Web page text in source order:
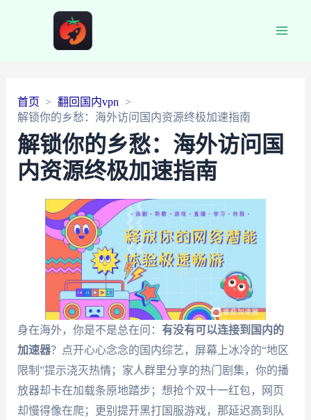
首页
翻回国内vpn
解锁你的乡愁：海外访问国内资源终极加速指南
解锁你的乡愁：海外访问国
内资源终极加速指南
身在海外，你是不是总在问： 有没有可以连接到国内的
加速器？点开心心念念的国内综艺，屏幕上冰冷的“地区
限制”提示浇灭热情；家人群里分享的热门剧集，你的播
放器却卡在加载条原地踏步；想抢个双十一红包，网页
却慢得像在爬；更别提开黑打国服游戏，那延迟高到队